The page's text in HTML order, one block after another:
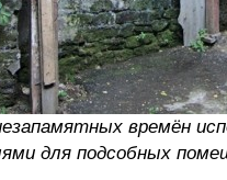
времён
для подсобных